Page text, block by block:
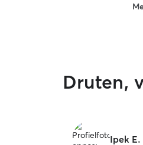
Druten,
Ipek E.